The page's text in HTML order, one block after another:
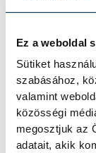
Ez a weboldal
Sütiket
szabásához,
valamint
közösségi
megosztjuk az
adatait, akik
szerepének
segíti.
Gizella